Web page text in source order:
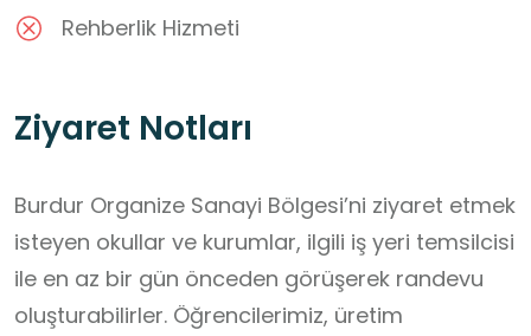
Rehberlik Hizmeti
Ziyaret Notları
Burdur Organize Sanayi Bölgesi’ni ziyaret etmek
isteyen okullar ve kurumlar, ilgili iş yeri temsilcisi
ile en az bir gün önceden görüşerek randevu
oluşturabilirler. Öğrencilerimiz, üretim